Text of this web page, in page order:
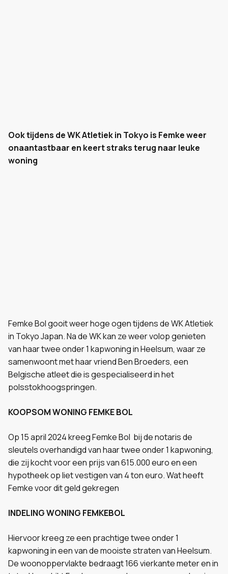
Ook tijdens de WK Atletiek in Tokyo is Femke weer
onaantastbaar en keert straks terug naar leuke
woning
Femke Bol gooit weer hoge ogen tijdens de WK Atletiek
in Tokyo Japan. Na de WK kan ze weer volop genieten
van haar twee onder 1 kapwoning in Heelsum, waar ze
samenwoont met haar vriend Ben Broeders, een
Belgische atleet die is gespecialiseerd in het
polsstokhoogspringen.
KOOPSOM WONING FEMKE BOL
Op 15 april 2024 kreeg Femke Bol bij de notaris de
sleutels overhandigd van haar twee onder 1 kapwoning,
die zij kocht voor een prijs van 615.000 euro en een
hypotheek op liet vestigen van 4 ton euro. Wat heeft
Femke voor dit geld gekregen
INDELING WONING FEMKEBOL
Hiervoor kreeg ze een prachtige twee onder 1
kapwoning in een van de mooiste straten van Heelsum.
De woonoppervlakte bedraagt 166 vierkante meter en in